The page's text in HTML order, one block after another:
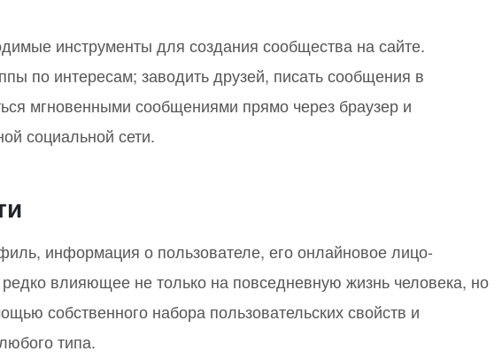
инструменты для создания сообщества на сайте.
по интересам; заводить друзей, писать сообщения в
мгновенными сообщениями прямо через браузер и
социальной сети.
информация о пользователе, его онлайновое лицо-
влияющее не только на повседневную жизнь человека, но
собственного набора пользовательских свойств и
типа.